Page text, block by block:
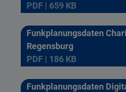
PDF | 659 KB
Funkplanungsdaten
Regensburg
PDF | 186 KB
Funkplanungsdaten